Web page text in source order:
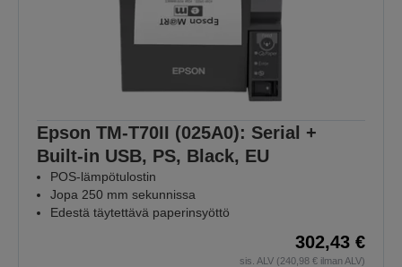
Epson TM-T70II (025A0): Serial +
Built-in USB, PS, Black, EU
POS-lämpötulostin
Jopa 250 mm sekunnissa
Edestä täytettävä paperinsyöttö
302,43 €
sis. ALV (240,98 € ilman ALV)